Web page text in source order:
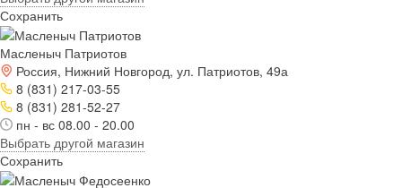
Сохранить
Масленыч Патриотов
Россия, Нижний Новгород, ул. Патриотов, 49а
8 (831) 217-03-55
8 (831) 281-52-27
пн - вс 08.00 - 20.00
Выбрать другой магазин
Сохранить